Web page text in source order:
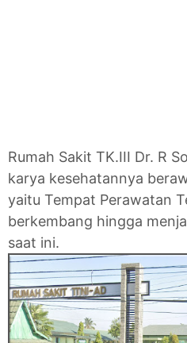
Rumah Sakit TK.III Dr. R
karya kesehatannya
yaitu Tempat Perawatan
berkembang hingga
saat ini.